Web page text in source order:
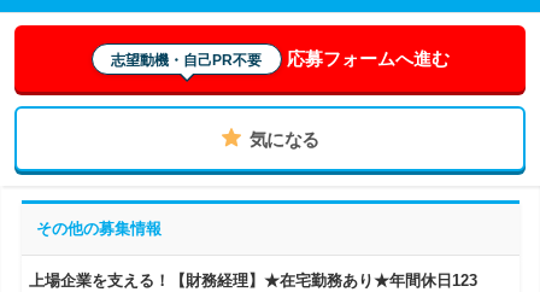
志望動機・自己PR不要 応募フォームへ進む
気になる
その他の募集情報
上場企業を支える！【財務経理】★在宅勤務あり★年間休日123